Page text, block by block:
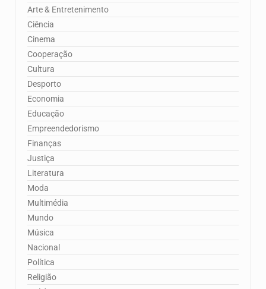
Arte & Entretenimento
Ciência
Cinema
Cooperação
Cultura
Desporto
Economia
Educação
Empreendedorismo
Finanças
Justiça
Literatura
Moda
Multimédia
Mundo
Música
Nacional
Política
Religião